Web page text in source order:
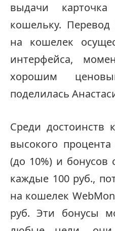
выдачи
кошельку. Перевод
на кошелек
интерфейса,
хорошим
поделилась
Среди достоинств
высокого
(до 10%) и бонусов
каждые 100 руб.,
на кошелек
руб. Эти бонусы